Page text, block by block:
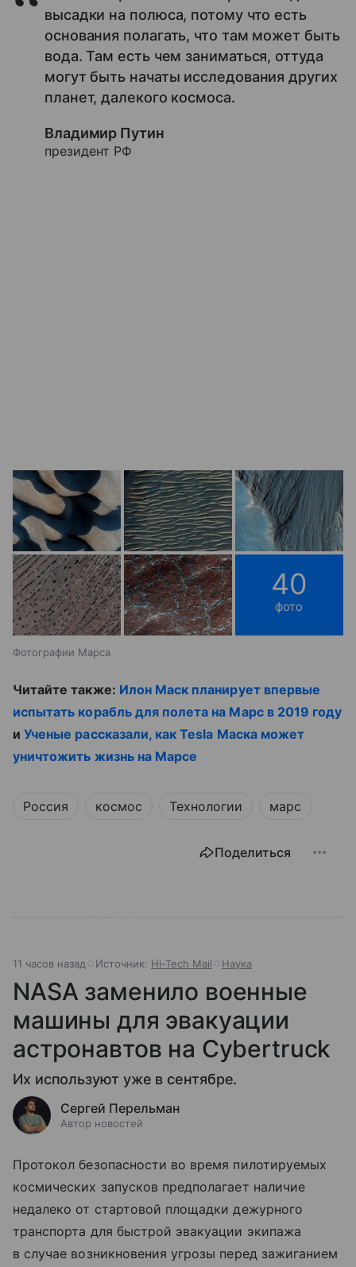
высадки на полюса, потому что есть
основания полагать, что там может быть
вода. Там есть чем заниматься, оттуда
могут быть начаты исследования других
планет, далекого космоса.
Владимир Путин
президент РФ
40
фото
Фотографии Марса
Читайте также: Илон Маск планирует впервые
испытать корабль для полета на Марс в 2019 году
иУченые рассказали, как Tesla Маска может
уничтожить жизнь на Марсе
Россия космос Технологии марс
Поделиться
11 часов назад Источник: Hi-Tech Mail Наука
NASA заменило военные
машины для эвакуации
астронавтов на Cybertruck
Их используют уже в сентябре.
Сергей Перельман
Автор новостей
Протокол безопасности во время пилотируемых
космических запусков предполагает наличие
недалеко от стартовой площадки дежурного
транспорта для быстрой эвакуации экипажа
в случае возникновения угрозы перед зажиганием